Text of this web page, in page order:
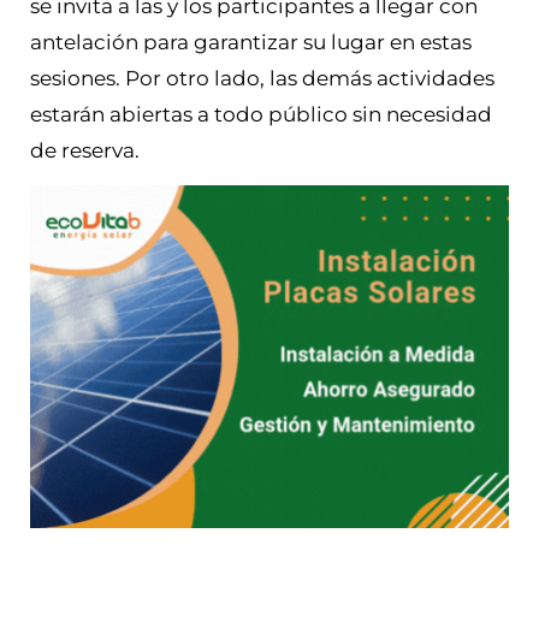
se invita a las y los participantes a llegar con
antelación para garantizar su lugar en estas
sesiones. Por otro lado, las demás actividades
estarán abiertas a todo público sin necesidad
de reserva.